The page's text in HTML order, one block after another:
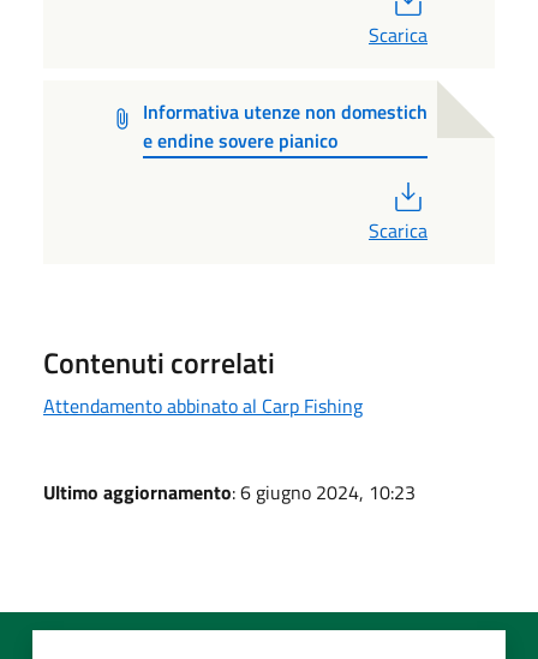
Scarica
Informativa utenze non domestich
e endine sovere pianico
Scarica
Contenuti correlati
Attendamento abbinato al Carp Fishing
Ultimo aggiornamento: 6 giugno 2024, 10:23